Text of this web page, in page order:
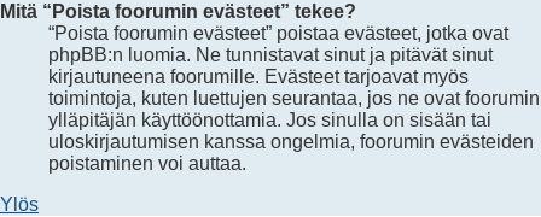
Mitä “Poista foorumin evästeet” tekee?
“Poista foorumin evästeet” poistaa evästeet, jotka ovat
phpBB:n luomia. Ne tunnistavat sinut ja pitävät sinut
kirjautuneena foorumille. Evästeet tarjoavat myös
toimintoja, kuten luettujen seurantaa, jos ne ovat foorumin
ylläpitäjän käyttöönottamia. Jos sinulla on sisään tai
uloskirjautumisen kanssa ongelmia, foorumin evästeiden
poistaminen voi auttaa.
Ylös